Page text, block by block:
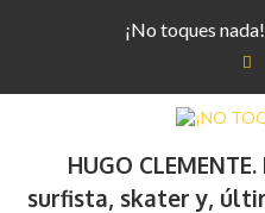
¡No toques
HUGO
surfista, skater y,